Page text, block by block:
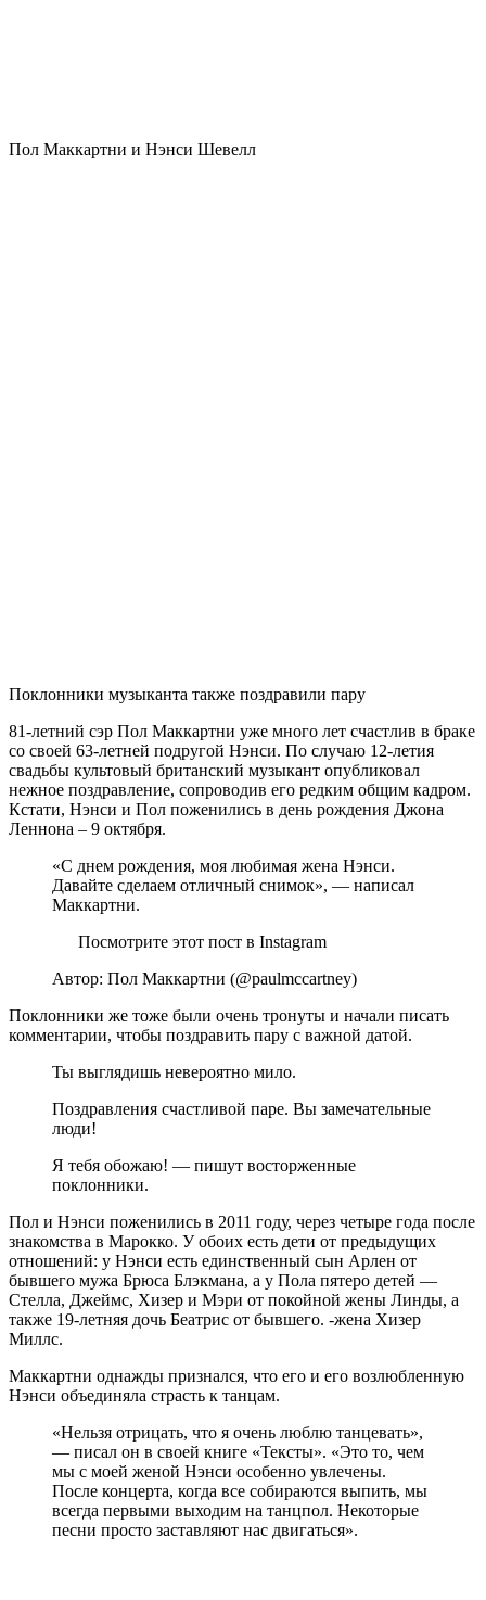
Пол Маккартни и Нэнси Шевелл
Поклонники музыканта также поздравили пару
81-летний сэр Пол Маккартни уже много лет счастлив в браке
со своей 63-летней подругой Нэнси. По случаю 12-летия
свадьбы культовый британский музыкант опубликовал
нежное поздравление, сопроводив его редким общим кадром.
Кстати, Нэнси и Пол поженились в день рождения Джона
Леннона – 9 октября.
«С днем ​​рождения, моя любимая жена Нэнси.
Давайте сделаем отличный снимок», — написал
Маккартни.
Посмотрите этот пост в Instagram
Автор: Пол Маккартни (@paulmccartney)
Поклонники же тоже были очень тронуты и начали писать
комментарии, чтобы поздравить пару с важной датой.
Ты выглядишь невероятно мило.
Поздравления счастливой паре. Вы замечательные
люди!
Я тебя обожаю! — пишут восторженные
поклонники.
Пол и Нэнси поженились в 2011 году, через четыре года после
знакомства в Марокко. У обоих есть дети от предыдущих
отношений: у Нэнси есть единственный сын Арлен от
бывшего мужа Брюса Блэкмана, а у Пола пятеро детей —
Стелла, Джеймс, Хизер и Мэри от покойной жены Линды, а
также 19-летняя дочь Беатрис от бывшего. -жена Хизер
Миллс.
Маккартни однажды признался, что его и его возлюбленную
Нэнси объединяла страсть к танцам.
«Нельзя отрицать, что я очень люблю танцевать»,
— писал он в своей книге «Тексты». «Это то, чем
мы с моей женой Нэнси особенно увлечены.
После концерта, когда все собираются выпить, мы
всегда первыми выходим на танцпол. Некоторые
песни просто заставляют нас двигаться».